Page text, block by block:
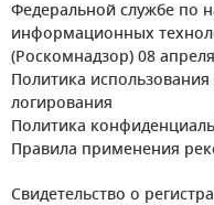
Федеральной службе по
информационных
(Роскомнадзор) 08
Политика
логирования
Политика
Правила применения
Свидетельство о